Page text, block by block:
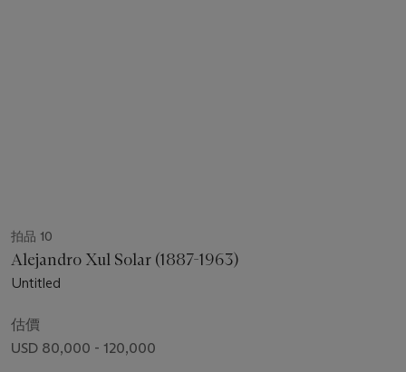
拍品 10
Alejandro Xul Solar (1887-1963)
Untitled
估價
USD 80,000 - 120,000